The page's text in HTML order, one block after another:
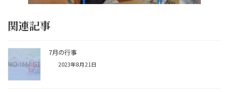
関連記事
7月の行事
2023年8月21日